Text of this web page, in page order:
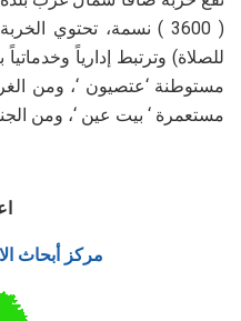
( 3600 ) نسمة، تحتوي
للصلاة) وترتبط إدارياً
مستوطنة ‘عتصيون ‘، ومن
مستعمرة ‘ بيت عين ‘، ومن
مركز أبحاث